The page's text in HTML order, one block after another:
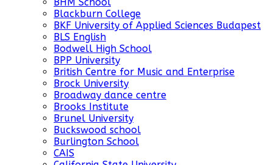
Blackburn College
BKF University of Applied Sciences Budapest
BLS English
Bodwell High School
BPP University
British Centre for Music and Enterprise
Brock University
Broadway dance centre
Brooks Institute
Brunel University
Buckswood school
Burlington School
CAIS